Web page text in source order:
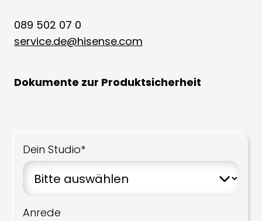
089 502 07 0
service.de@hisense.com
Dokumente zur Produktsicherheit
Dein Studio*
Anrede